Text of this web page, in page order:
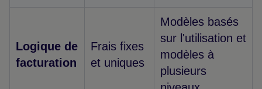
Logique de
facturation
Frais fixes
et uniques
Modèles basés
sur l'utilisation et
modèles à
plusieurs